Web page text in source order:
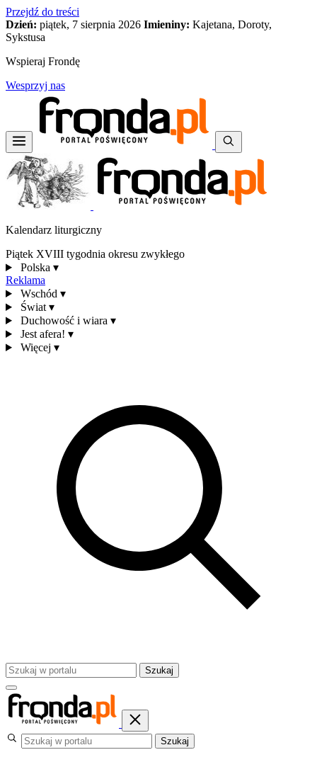
Przejdź do treści
Dzień: piątek, 7 sierpnia 2026 Imieniny: Kajetana, Doroty,
Sykstusa
Wspieraj Frondę
Wesprzyj nas
Kalendarz liturgiczny
Piątek XVIII tygodnia okresu zwykłego
Polska ▾
Reklama
Wschód ▾
Świat ▾
Duchowość i wiara ▾
Jest afera! ▾
Więcej ▾
Szukaj
Szukaj